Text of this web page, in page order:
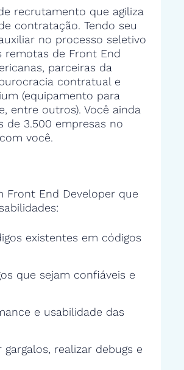
recrutamento que agiliza
contratação. Tendo seu
no processo seletivo
remotas de Front End
parceiras da
contratual e
(equipamento para
entre outros). Você ainda
de 3.500 empresas no
você.
Front End Developer que
existentes em códigos
que sejam confiáveis e
e usabilidade das
realizar debugs e